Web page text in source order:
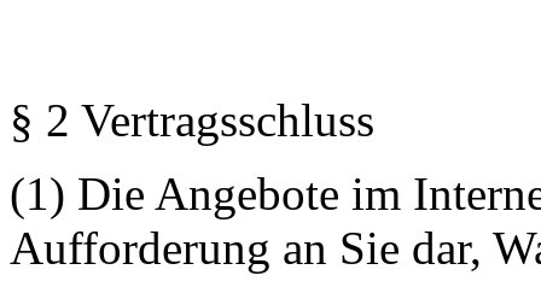
§ 2 Vertragsschluss
(1) Die Angebote im
Aufforderung an Sie dar,